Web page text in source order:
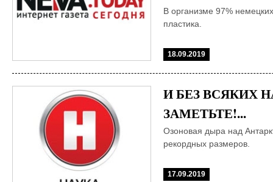
В организме 97%
пластика.
18.09.2019
И БЕЗ ВСЯКИХ
ЗАМЕТЬТЕ!...
Озоновая дыра над
рекордных размеров.
17.09.2019